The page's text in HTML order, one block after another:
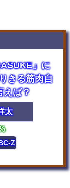
」に
きる筋肉自
えば？
太
Z